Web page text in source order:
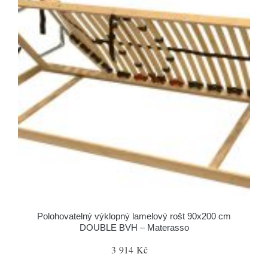
Polohovatelný výklopný lamelový rošt 90x200 cm
DOUBLE BVH – Materasso
3 914 Kč